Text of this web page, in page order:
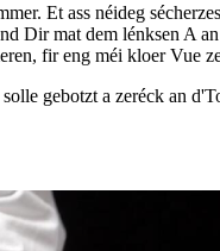
Et ass néideg
Dir mat dem lénksen A
fir eng méi kloer Vue
gebotzt a zeréck an